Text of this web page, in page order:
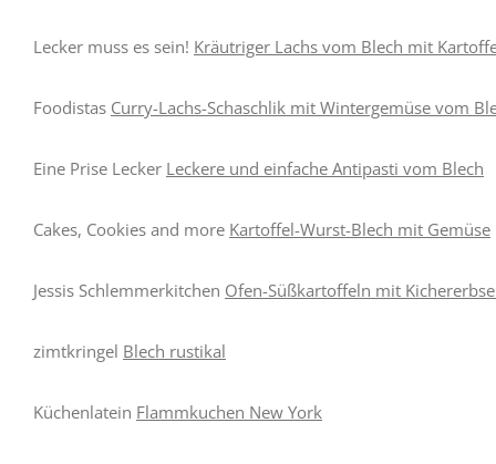
Lecker muss es sein! Kräutriger Lachs vom Blech mit
Foodistas Curry-Lachs-Schaschlik mit Wintergemüse vom
Eine Prise Lecker Leckere und einfache Antipasti vom Blech
Cakes, Cookies and more Kartoffel-Wurst-Blech mit Gemüse
Jessis Schlemmerkitchen Ofen-Süßkartoffeln mit
zimtkringel Blech rustikal
Küchenlatein Flammkuchen New York